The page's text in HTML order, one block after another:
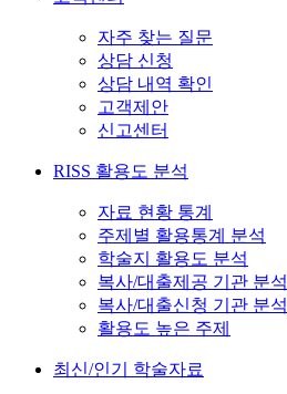
자주 찾는 질문
상담 신청
상담 내역 확인
고객제안
신고센터
RISS 활용도 분석
자료 현황 통계
주제별 활용통계 분석
학술지 활용도 분석
복사/대출제공 기관 분석
복사/대출신청 기관 분석
활용도 높은 주제
최신/인기 학술자료